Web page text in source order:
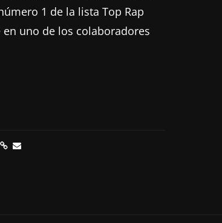
1 de la lista Top Rap
uno de los colaboradores